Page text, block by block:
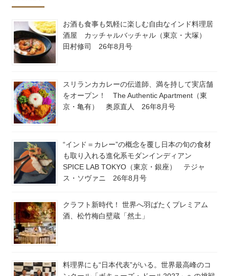
お酒も食事も気軽に楽しむ自由なインド料理居
酒屋 カッチャルバッチャル（東京・大塚）
田村修司 26年8月号
スリランカカレーの伝道師、満を持して実店舗
をオープン！ The Authentic Apartment（東
京・亀有） 奥原直人 26年8月号
“インド＝カレー”の概念を覆し日本の旬の食材
も取り入れる進化系モダンインディアン
SPICE LAB TOKYO（東京・銀座） テジャ
ス・ソヴァニ 26年8月号
クラフト新時代！ 世界へ羽ばたくプレミアム
酒、松竹梅白壁蔵「然土」
料理界にも“日本代表”がいる。世界最高峰のコ